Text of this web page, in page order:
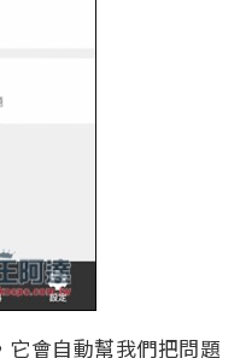
會自動幫我們把問題